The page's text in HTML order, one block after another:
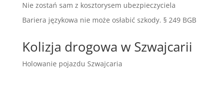
Nie zostań sam z kosztorysem ubezpieczyciela
Bariera językowa nie może osłabić szkody. § 249 BGB
Kolizja drogowa w Szwajcarii
Holowanie pojazdu Szwajcaria